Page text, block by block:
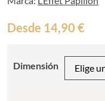
Desde 14,90 €
Dimensión